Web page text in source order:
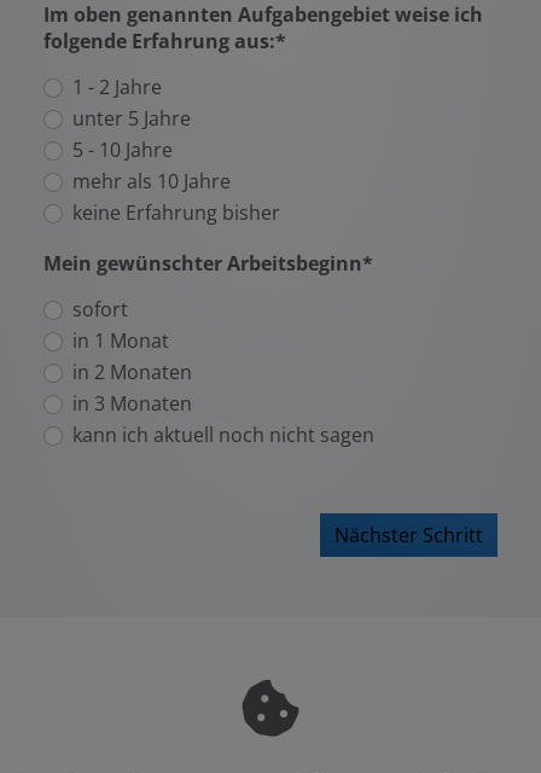
Im oben genannten Aufgabengebiet weise ich
folgende Erfahrung aus:*
1 - 2 Jahre
unter 5 Jahre
5 - 10 Jahre
mehr als 10 Jahre
keine Erfahrung bisher
Mein gewünschter Arbeitsbeginn*
sofort
in 1 Monat
in 2 Monaten
in 3 Monaten
kann ich aktuell noch nicht sagen
Nächster Schritt